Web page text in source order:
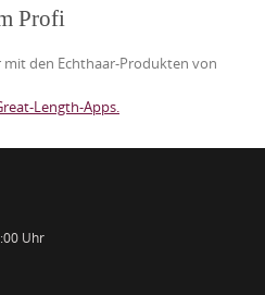
Profi
mit den Echthaar-Produkten von
Length-Apps.
Uhr